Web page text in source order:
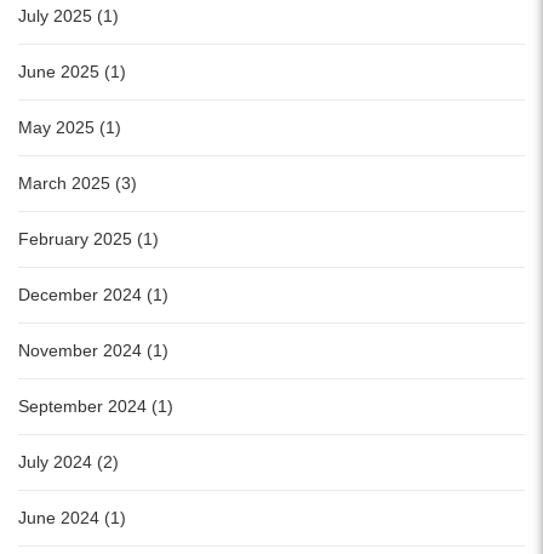
July 2025 (1)
June 2025 (1)
May 2025 (1)
March 2025 (3)
February 2025 (1)
December 2024 (1)
November 2024 (1)
September 2024 (1)
July 2024 (2)
June 2024 (1)